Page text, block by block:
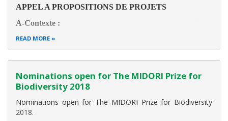
APPEL A PROPOSITIONS DE PROJETS
A-Contexte :
Le programme de développement communautaire et de
gestion des connaissances pour l'Initiative Satoyama (phase 4
du COMDEKS) est un programme phare de l'Initiative
Satoyama. La phase 4 est financée par le Ministère Japonais
de l'Environnement et le
READ MORE
Nominations open for The MIDORI Prize for
Biodiversity 2018
Nominations open for The MIDORI Prize for Biodiversity
2018.